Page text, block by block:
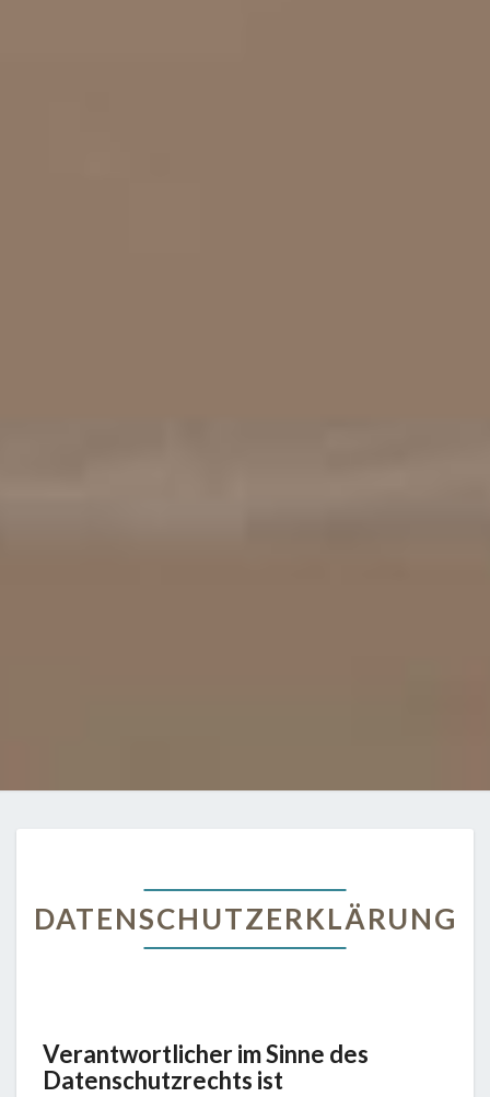
DATENSCHUTZERKLÄRUNG
Verantwortlicher im Sinne des
Datenschutzrechts ist